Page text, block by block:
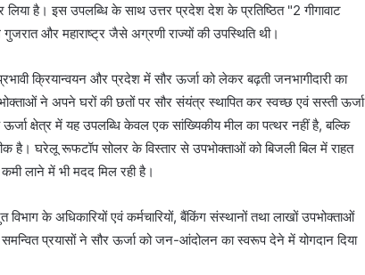
लिया है। इस उपलब्धि के साथ उत्तर प्रदेश देश के प्रतिष्ठित "2 गीगावाट
और महाराष्ट्र जैसे अग्रणी राज्यों की उपस्थिति थी।
क्रियान्वयन और प्रदेश में सौर ऊर्जा को लेकर बढ़ती जनभागीदारी का
ने अपने घरों की छतों पर सौर संयंत्र स्थापित कर स्वच्छ एवं सस्ती ऊर्जा
ऊर्जा क्षेत्र में यह उपलब्धि केवल एक सांख्यिकीय मील का पत्थर नहीं है, बल्कि
है। घरेलू रूफटॉप सोलर के विस्तार से उपभोक्ताओं को बिजली बिल में राहत
लाने में भी मदद मिल रही है।
के अधिकारियों एवं कर्मचारियों, बैंकिंग संस्थानों तथा लाखों उपभोक्ताओं
प्रयासों ने सौर ऊर्जा को जन-आंदोलन का स्वरूप देने में योगदान दिया